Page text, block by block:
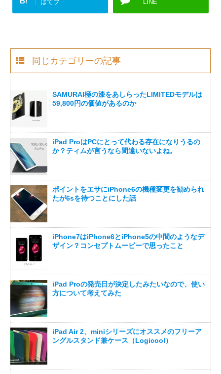
はてブ LINE
同じカテゴリーの記事
SAMURAI極の漆をあしらったLIMITEDモデルは
59,800円の価値があるのか
iPad ProはPCにとって代わる存在になりうるの
か？ティムが言うなら間違いないよね。
ポイントをエサにiPhone6の機種変更を勧められ
たが6sを待つことにした話
iPhone7はiPhone6とiPhone5の中間のようなデ
ザイン？コンセプトムービーで思ったこと
iPad Proの発売日が決定したみたいなので、使い
方について考えてみた
iPad Air 2、miniシリーズにオススメのフリーア
ングルスタンド兼ケース（Logicool）